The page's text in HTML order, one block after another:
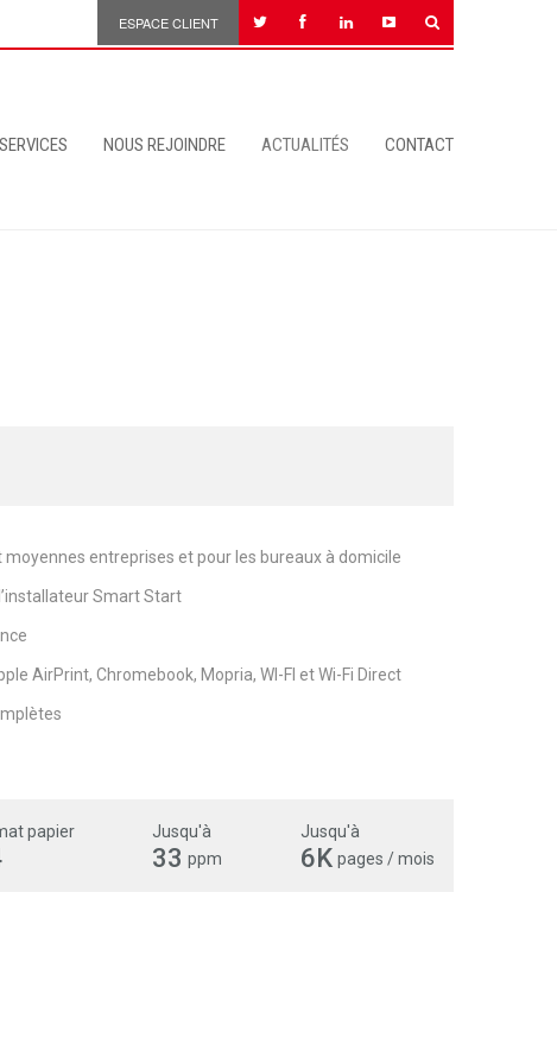
ESPACE CLIENT
NOUS REJOINDRE ACTUALITÉS CONTACT
moyennes entreprises et pour les bureaux à domicile
Smart Start
AirPrint, Chromebook, Mopria, WI-FI et Wi-Fi Direct
papier Jusqu'à
33 ppm
Jusqu'à
6K pages / mois